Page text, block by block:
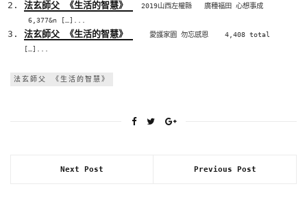
法玄師父 《生活的智慧》
2019山西左權縣 廣種福田 心想事成
6,377&n […]...
法玄師父 《生活的智慧》
愛護家園 勿忘感恩 4,408 total
[…]...
法玄師父 《生活的智慧》
Next Post Previous Post